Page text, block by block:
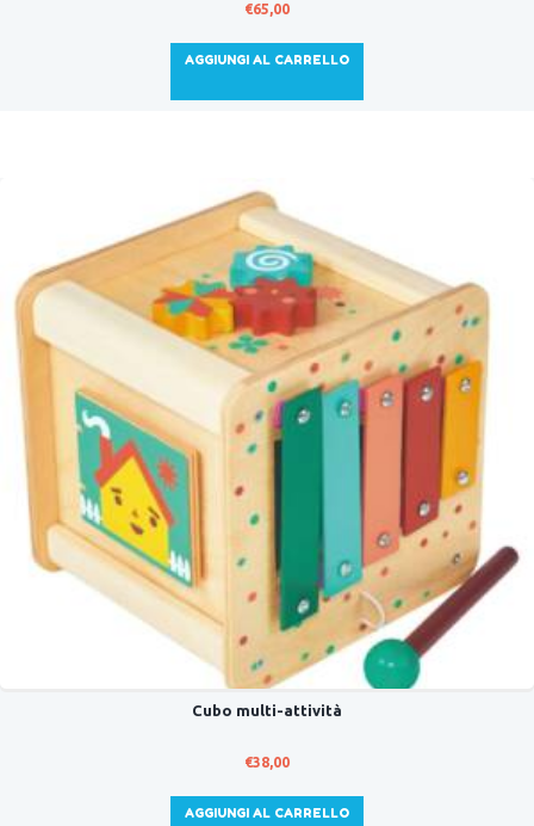
€65,00
AGGIUNGI AL CARRELLO
Cubo multi-attività
€38,00
AGGIUNGI AL CARRELLO